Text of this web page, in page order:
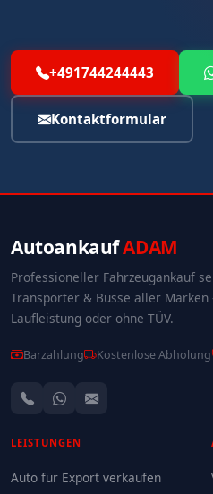
+491744244443
Kontaktformular
AutoankaufADAM
Professioneller Fahrzeugankauf
Transporter & Busse aller
Laufleistung oder ohne TÜV.
Barzahlung Kostenlose Abholung
LEISTUNGEN
Auto für Export verkaufen